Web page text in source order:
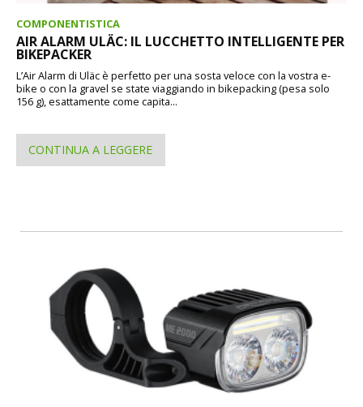
COMPONENTISTICA
AIR ALARM ULÄC: IL LUCCHETTO INTELLIGENTE PER
BIKEPACKER
L’Air Alarm di Uläc è perfetto per una sosta veloce con la vostra e-
bike o con la gravel se state viaggiando in bikepacking (pesa solo
156 g), esattamente come capita...
CONTINUA A LEGGERE